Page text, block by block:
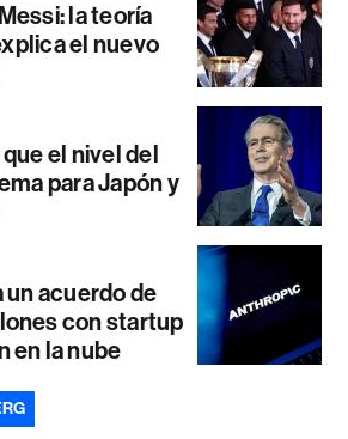
la teoría
el nuevo
el nivel del
para Japón y
acuerdo de
con startup
en la nube